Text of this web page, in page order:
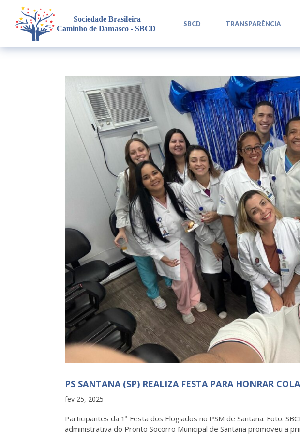
SBCD TRANSPARÊNCIA
PS SANTANA (SP) REALIZA FESTA PARA HONRAR
fev 25, 2025
Participantes da 1ª Festa dos Elogiados no PSM de Santana. Foto:
administrativa do Pronto Socorro Municipal de Santana promoveu a